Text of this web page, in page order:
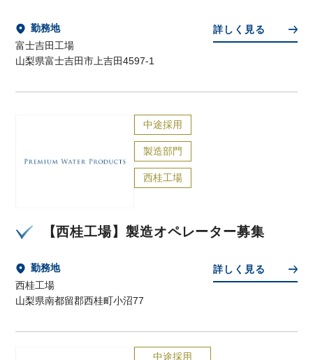
勤務地
富士吉田工場
山梨県富士吉田市上吉田4597-1
詳しく見る
中途採用
製造部門
西桂工場
【西桂工場】製造オペレーター募集
勤務地
西桂工場
山梨県南都留郡西桂町小沼77
詳しく見る
中途採用